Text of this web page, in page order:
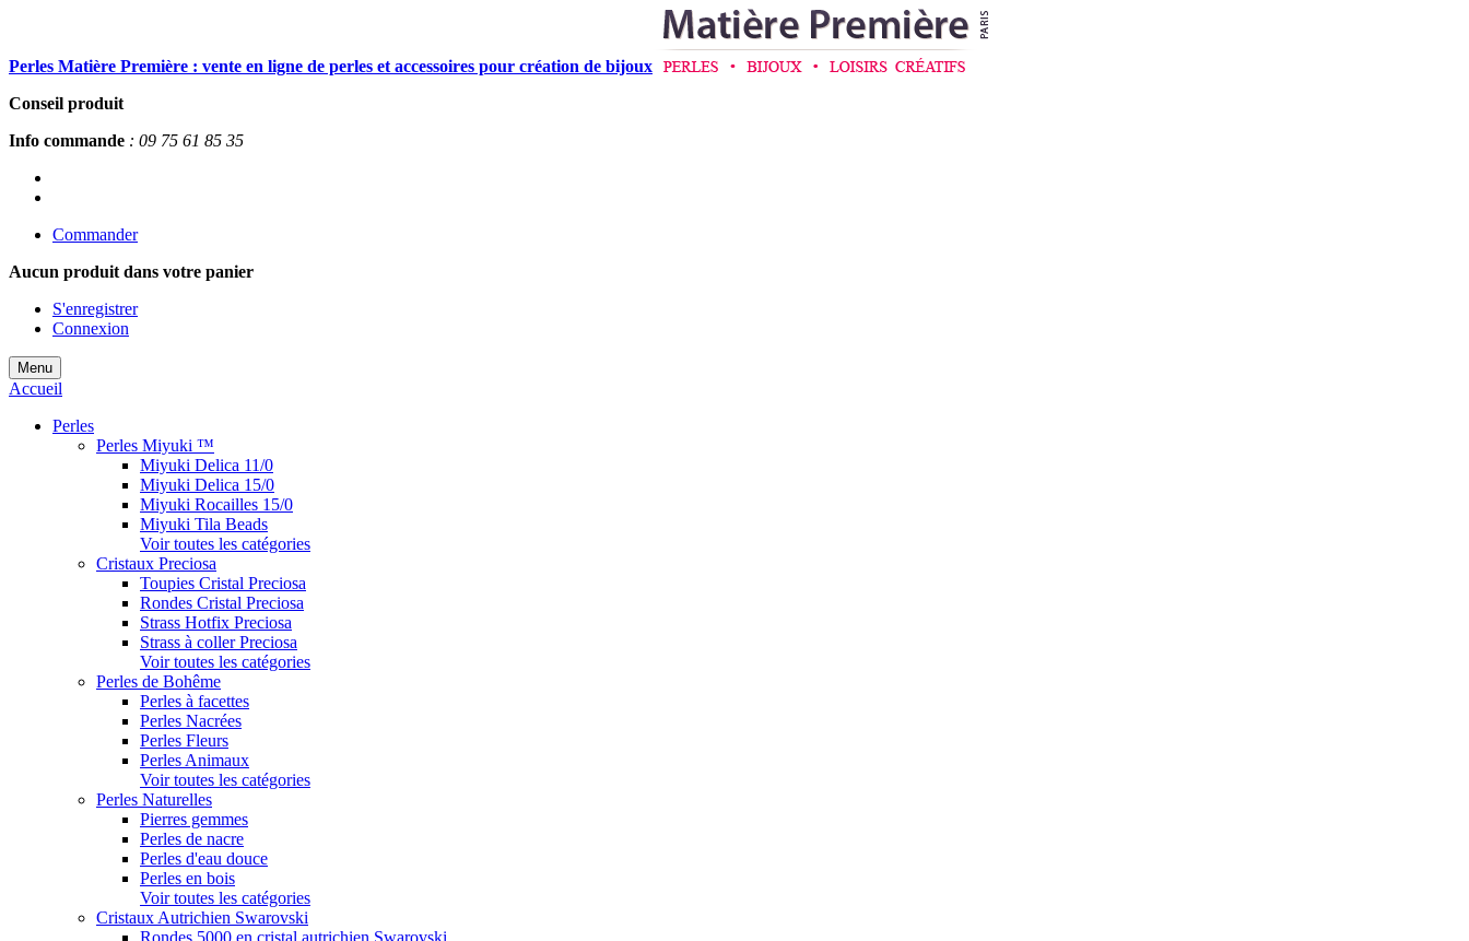
Perles Matière Première : vente en ligne de perles et accessoires pour création de bijoux
Conseil produit
Info commande : 09 75 61 85 35
Commander
Aucun produit dans votre panier
S'enregistrer
Connexion
Menu
Accueil
Perles
Perles Miyuki ™
Miyuki Delica 11/0
Miyuki Delica 15/0
Miyuki Rocailles 15/0
Miyuki Tila Beads
Voir toutes les catégories
Cristaux Preciosa
Toupies Cristal Preciosa
Rondes Cristal Preciosa
Strass Hotfix Preciosa
Strass à coller Preciosa
Voir toutes les catégories
Perles de Bohême
Perles à facettes
Perles Nacrées
Perles Fleurs
Perles Animaux
Voir toutes les catégories
Perles Naturelles
Pierres gemmes
Perles de nacre
Perles d'eau douce
Perles en bois
Voir toutes les catégories
Cristaux Autrichien Swarovski
Rondes 5000 en cristal autrichien Swarovski